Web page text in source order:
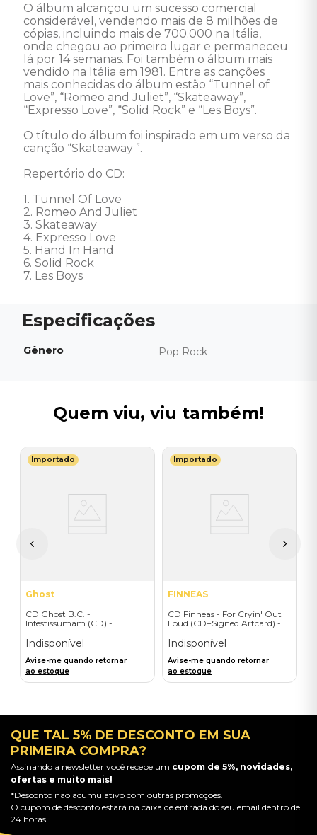
O álbum alcançou um sucesso comercial
considerável, vendendo mais de 8 milhões de
cópias, incluindo mais de 700.000 na Itália,
onde chegou ao primeiro lugar e permaneceu
lá por 14 semanas. Foi também o álbum mais
vendido na Itália em 1981. Entre as canções
mais conhecidas do álbum estão “Tunnel of
Love”, “Romeo and Juliet”, “Skateaway”,
“Expresso Love”, “Solid Rock” e “Les Boys”.
O título do álbum foi inspirado em um verso da
canção “Skateaway ”.
Repertório do CD:
1. Tunnel Of Love
2. Romeo And Juliet
3. Skateaway
4. Expresso Love
5. Hand In Hand
6. Solid Rock
7. Les Boys
Gênero Pop Rock
Quem viu, viu também!
Importado
Ghost
CD Ghost B.C. -
Infestissumam (CD) -
Indisponível
Avise-me quando retornar
ao estoque
Importado
FINNEAS
CD Finneas - For Cryin' Out
Loud (CD+Signed Artcard) -
Indisponível
Avise-me quando retornar
ao estoque
QUE TAL 5% DE DESCONTO EM SUA
PRIMEIRA COMPRA?
Assinando a newsletter você recebe um cupom de 5%, novidades,
ofertas e muito mais!
*Desconto não acumulativo com outras promoções.
O cupom de desconto estará na caixa de entrada do seu email dentro de
24 horas.